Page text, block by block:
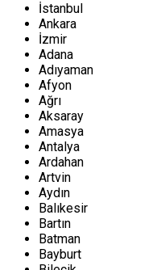
İstanbul
Ankara
İzmir
Adana
Adıyaman
Afyon
Ağrı
Aksaray
Amasya
Antalya
Ardahan
Artvin
Aydın
Balıkesir
Bartın
Batman
Bayburt